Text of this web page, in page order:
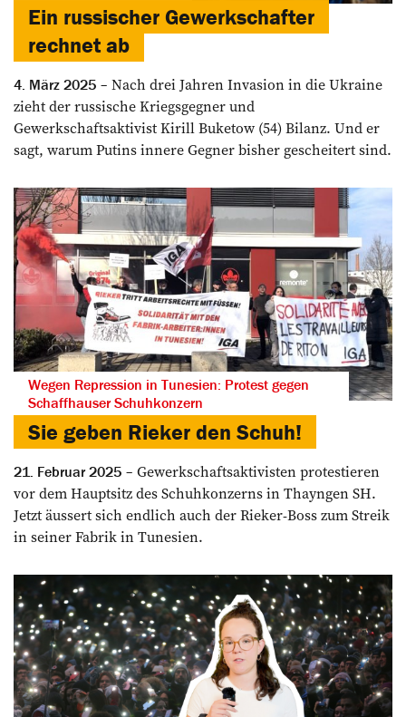
Ein russischer Gewerkschafter
rechnet ab
4. März 2025
Nach drei Jahren Invasion in die Ukraine
zieht der russische Kriegsgegner und
Gewerkschaftsaktivist Kirill Buketow (54) Bilanz. Und er
sagt, warum Putins innere Gegner bisher gescheitert sind.
Wegen Repression in Tunesien: Protest gegen
Schaffhauser Schuhkonzern
Sie geben Rieker den Schuh!
21. Februar 2025
Gewerkschaftsaktivisten protestieren
vor dem Hauptsitz des Schuhkonzerns in Thayngen SH.
Jetzt äussert sich endlich auch der Rieker-Boss zum Streik
in seiner Fabrik in Tunesien.